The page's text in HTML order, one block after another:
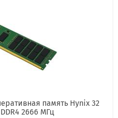
память Hynix 32
2666 МГц